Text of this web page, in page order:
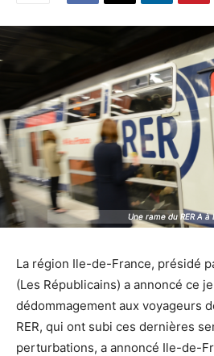
Une rame du RER A
Une rame du RER A
La région Ile-de-France, présidé
(Les Républicains) a annoncé ce
dédommagement aux voyageurs
RER, qui ont subi ces dernières
perturbations, a annoncé Ile-de-